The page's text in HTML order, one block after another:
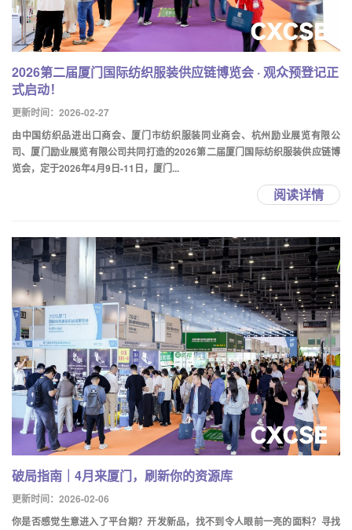
2026第二届厦门国际纺织服装供应链博览会 · 观众预登记正
式启动！
更新时间：2026-02-27
由中国纺织品进出口商会、厦门市纺织服装同业商会、杭州励业展览有限公
司、厦门励业展览有限公司共同打造的2026第二届厦门国际纺织服装供应链博
览会，定于2026年4月9日-11日，厦门...
阅读详情
破局指南｜4月来厦门，刷新你的资源库
更新时间：2026-02-06
你是否感觉生意进入了平台期？开发新品，找不到令人眼前一亮的面料？寻找